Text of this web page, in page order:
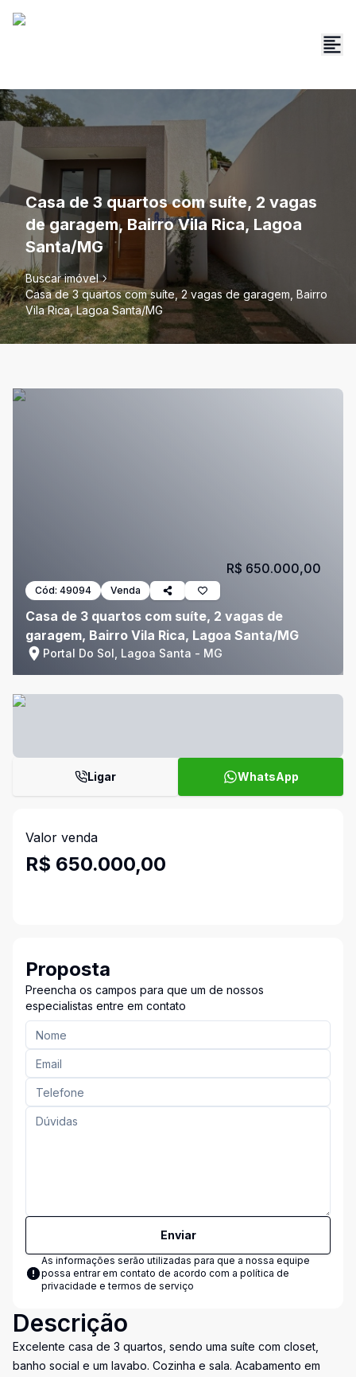
Casa de 3 quartos com suíte, 2 vagas
de garagem, Bairro Vila Rica, Lagoa
Santa/MG
Buscar imóvel
Casa de 3 quartos com suíte, 2 vagas de garagem, Bairro
Vila Rica, Lagoa Santa/MG
Cód: 49094 Venda
Casa de 3 quartos com suíte, 2 vagas de
garagem, Bairro Vila Rica, Lagoa Santa/MG
Portal Do Sol, Lagoa Santa - MG
R$ 650.000,00
Ligar WhatsApp
Valor venda
R$ 650.000,00
Proposta
Preencha os campos para que um de nossos
especialistas entre em contato
Enviar
As informações serão utilizadas para que a nossa equipe
possa entrar em contato de acordo com a política de
privacidade e termos de serviço
Descrição
Excelente casa de 3 quartos, sendo uma suíte com closet,
banho social e um lavabo. Cozinha e sala. Acabamento em